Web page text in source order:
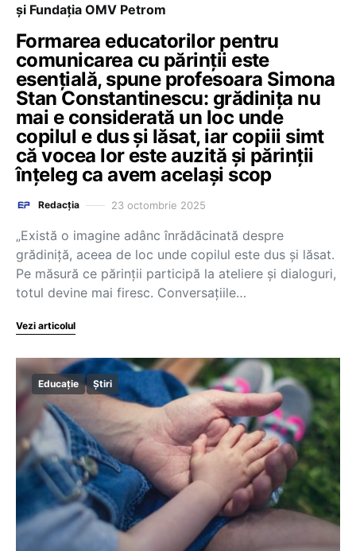
și Fundația OMV Petrom
Formarea educatorilor pentru
comunicarea cu părinții este
esențială, spune profesoara Simona
Stan Constantinescu: grădinița nu
mai e considerată un loc unde
copilul e dus și lăsat, iar copiii simt
că vocea lor este auzită și părinții
înțeleg ca avem același scop
Redacția 23 octombrie 2025
„Există o imagine adânc înrădăcinată despre
grădiniță, aceea de loc unde copilul este dus și lăsat.
Pe măsură ce părinții participă la ateliere și dialoguri,
totul devine mai firesc. Conversațiile…
Vezi articolul
Educație Știri